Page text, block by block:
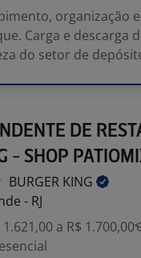
organização
Carga e descarga
do setor de
DE
- SHOP
BURGER KING
- RJ
1.621,00 a R$ 1.700,00